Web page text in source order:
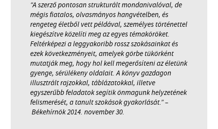
“A szerző pontosan strukturált mondanivalóval, de
mégis fiatalos, olvasmányos hangvételben, és
rengeteg életből vett példával, személyes történettel
kiegészítve közelíti meg az egyes témaköröket.
Feltérképezi a leggyakoribb rossz szokásainkat és
ezek következményeit, amelyek görbe tükörként
mutatják meg, hogy hol kell megerősíteni az életünk
gyenge, sérülékeny oldalait. A könyv gazdagon
illusztrált rajzokkal, táblázatokkal, illetve
egyszerűbb feladatok segítik önmagunk helyzetének
felismerését, a tanult szokások gyakorlását.” –
Békehírnök 2014. november 30.